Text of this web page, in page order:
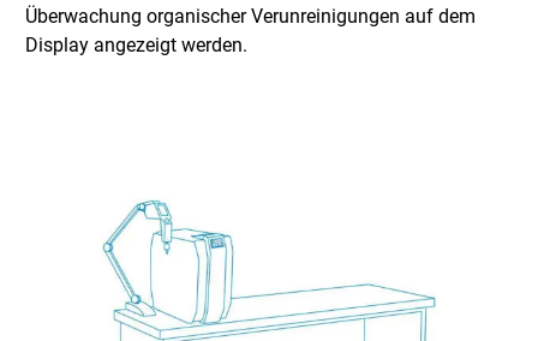
Überwachung organischer Verunreinigungen auf dem
Display angezeigt werden.